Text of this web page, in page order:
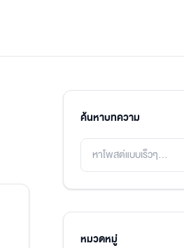
ค้นหาบทความ
หมวดหมู่